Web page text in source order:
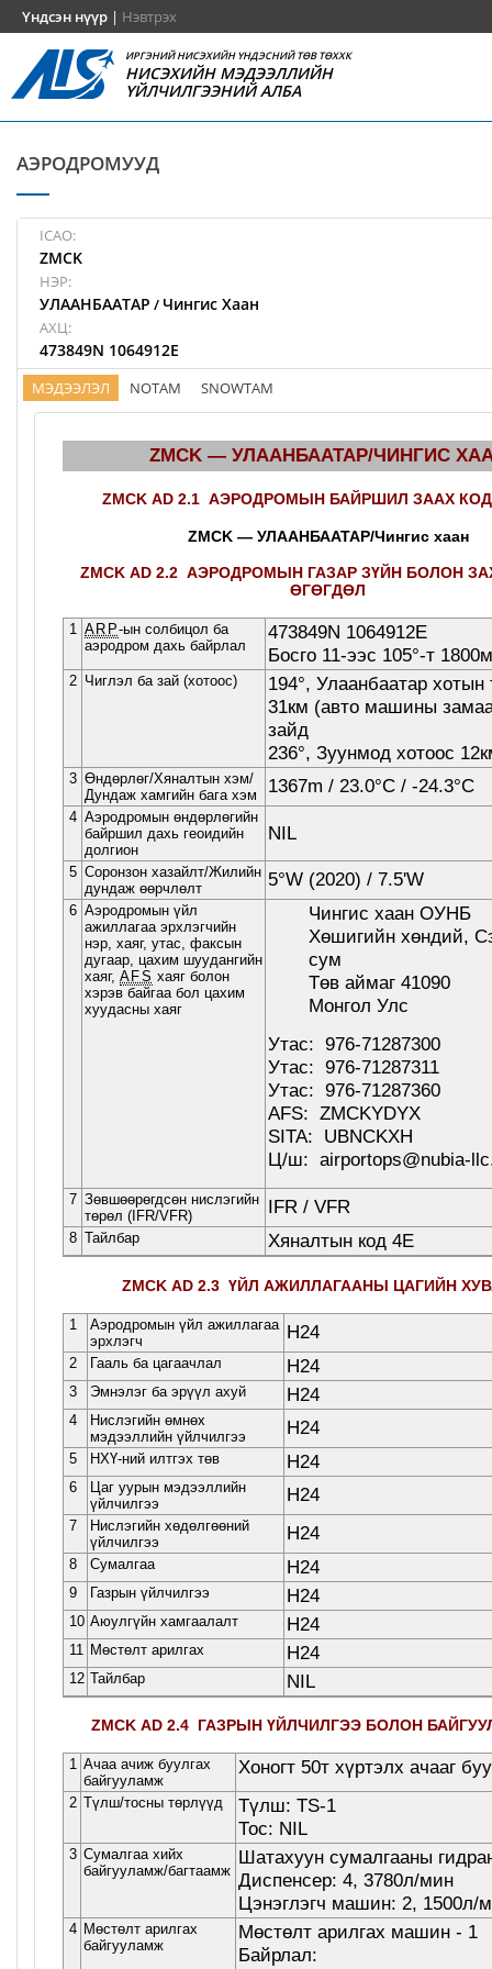
Үндсэн нүүр | Нэвтрэх
ИРГЭНИЙ НИСЭХИЙН ҮНДЭСНИЙ ТӨВ ТӨХХК
НИСЭХИЙН МЭДЭЭЛЛИЙН
ҮЙЛЧИЛГЭЭНИЙ АЛБА
АЭРОДРОМУУД
ICAO:
ZMCK
НЭР:
УЛААНБААТАР / Чингис Хаан
АХЦ:
473849N 1064912E
МЭДЭЭЛЭЛ NOTAM SNOWTAM